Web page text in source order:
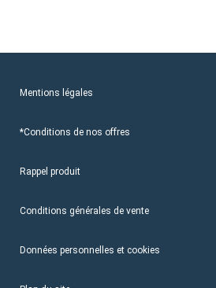
Mentions légales
*Conditions de nos offres
Rappel produit
Conditions générales de vente
Données personnelles et cookies